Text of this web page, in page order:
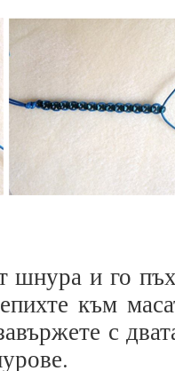
шнура и го
към
с